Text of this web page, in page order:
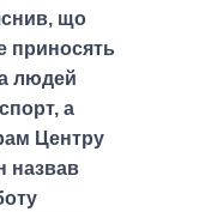
що
приносять
людей
а
Центру
назвав